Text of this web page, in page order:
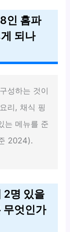
인 홈파
되나
성하는 것이
리, 채식 핑
는 메뉴를 준
2024).
2명 있을
무엇인가